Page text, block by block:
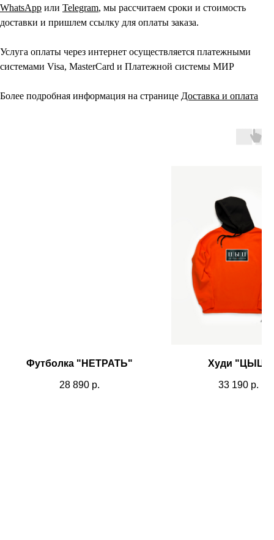
WhatsApp или Telegram, мы рассчитаем сроки и стоимость
доставки и пришлем ссылку для оплаты заказа.
Услуга оплаты через интернет осуществляется платежными
системами Visa, MasterCard и Платежной системы МИР
Более подробная информация на странице Доставка и оплата
Футболка "НЕТРАТЬ"
28 890 р.
Худи "ЦЫЦ"
33 190 р.